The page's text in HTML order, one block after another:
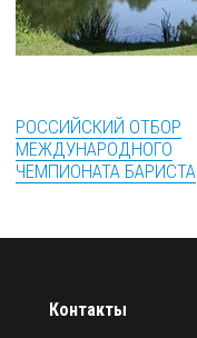
РОССИЙСКИЙ ОТБОР
МЕЖДУНАРОДНОГО
ЧЕМПИОНАТА БАРИСТА
Контакты